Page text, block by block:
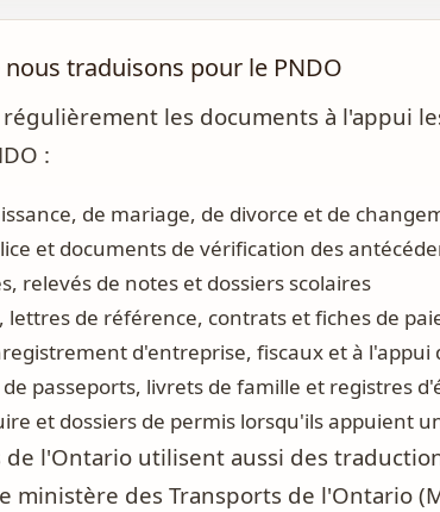
traduisons pour le PNDO
les documents à l'appui
:
de mariage, de divorce et de
et documents de vérification des
relevés de notes et dossiers scolaires
lettres de référence, contrats et fiches de
d'entreprise, fiscaux et à l'appui
passeports, livrets de famille et registres
et dossiers de permis lorsqu'ils appuient
de l'Ontario utilisent aussi des
ministère des Transports de l'Ontario